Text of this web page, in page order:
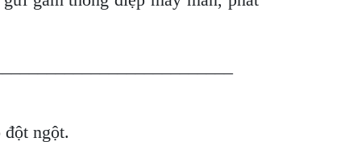
ngột.